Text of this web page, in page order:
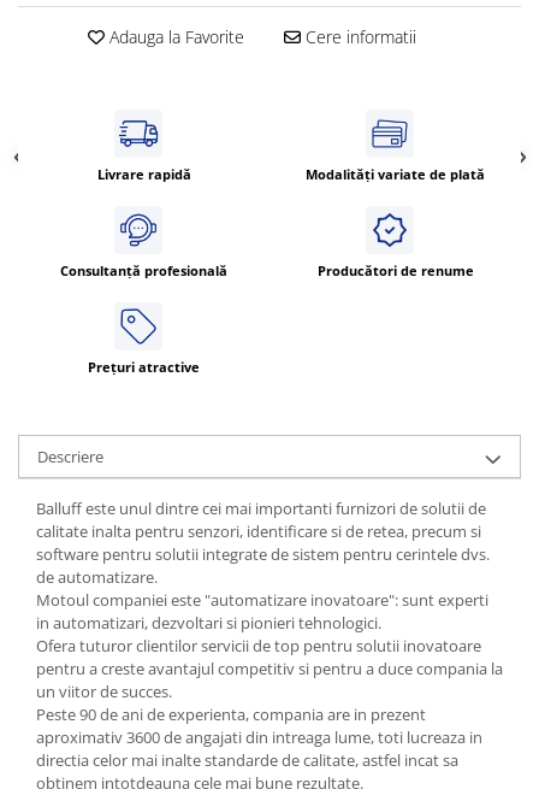
Dispozitive comunicatie
Senzori industriali
Senzori de presiune
Senzori distanta
Senzori fotoelectrici
Senzori inductivi
Senzori magnetici-rezistivi
Senzori ultrasonici
Lampi EXIT Ex
Control si comutatie
Surse de alimentare
MINI-PS
Modul Buffer
Module DC-UPC
Module redundanta
QUINT-PS
Seria Chrome
Seria CliQ II
Seria Dimensions
Seria DRA
Adauga la Favorite Cere informatii
Livrare rapidă Modalități variate de plată
Consultanță profesională Producători de renume
Prețuri atractive
Descriere
Balluff este unul dintre cei mai importanti furnizori de solutii de
calitate inalta pentru senzori, identificare si de retea, precum si
software pentru solutii integrate de sistem pentru cerintele dvs.
de automatizare.
Motoul companiei este "automatizare inovatoare": sunt experti
in automatizari, dezvoltari si pionieri tehnologici.
Ofera tuturor clientilor servicii de top pentru solutii inovatoare
pentru a creste avantajul competitiv si pentru a duce compania la
un viitor de succes.
Peste 90 de ani de experienta, compania are in prezent
aproximativ 3600 de angajati din intreaga lume, toti lucreaza in
directia celor mai inalte standarde de calitate, astfel incat sa
obtinem intotdeauna cele mai bune rezultate.